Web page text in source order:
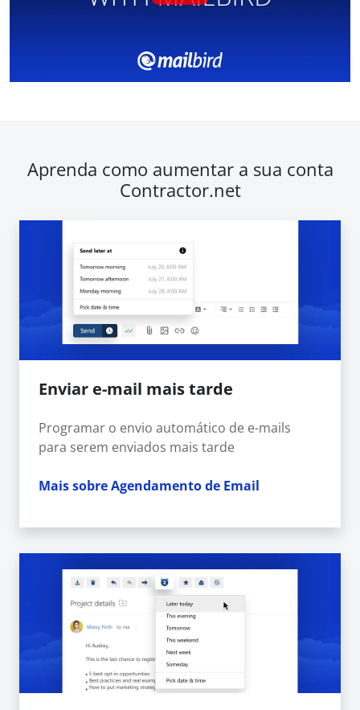
Aprenda como aumentar a sua conta
Contractor.net
Enviar e-mail mais tarde
Programar o envio automático de e-mails
para serem enviados mais tarde
Mais sobre Agendamento de Email